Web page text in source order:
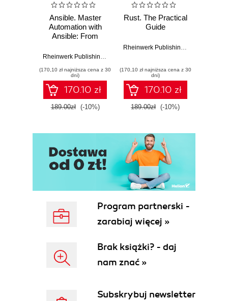
Ansible. Master
Automation with
Ansible: From
Advanced
Techniques
Rheinwerk Publishing,
(170,10 zł najniższa cena z 30
dni)
170.10 zł
189.00zł (-10%)
Rust. The Practical
Guide
Rheinwerk Publishing
,
(170,10 zł najniższa cena z 30
dni)
170.10 zł
189.00zł (-10%)
Program partnerski -
zarabiaj więcej »
Brak książki? - daj
nam znać »
Subskrybuj newsletter